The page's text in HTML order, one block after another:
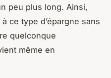
peu plus long. Ainsi,
ce type d’épargne sans
quelconque
même en